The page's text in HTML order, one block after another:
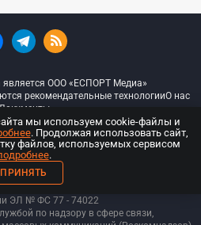
является ООО «ЕСПОРТ Медиа»
рекомендательные технологииО нас
Документы
— Все права защищены
18+
о регистрации средств массовой
ЭЛ № ФС 77 - 74022
по надзору в сфере связи,
мы используем cookie-файлы и
. Продолжая использовать сайт,
файлов, используемых сервисом
.
ПРИНЯТЬ